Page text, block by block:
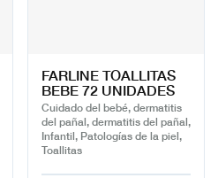
FARLINE TOALLITAS
BEBE 72 UNIDADES
Cuidado del bebé, dermatitis
del pañal, dermatitis del pañal,
Infantil, Patologías de la piel,
Toallitas